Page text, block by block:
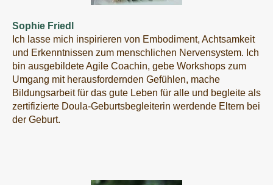
Sophie Friedl
Ich lasse mich inspirieren von Embodiment, Achtsamkeit
und Erkenntnissen zum menschlichen Nervensystem. Ich
bin ausgebildete Agile Coachin, gebe Workshops zum
Umgang mit herausfordernden Gefühlen, mache
Bildungsarbeit für das gute Leben für alle und begleite als
zertifizierte Doula-Geburtsbegleiterin werdende Eltern bei
der Geburt.